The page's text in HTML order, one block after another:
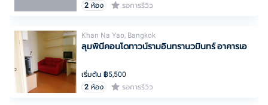
2 ห้อง รอการรีวิว
Khan Na Yao, Bangkok
ลุมพินี​คอนโด​ทาวน์​ราม​อินทรา​นว​มิ​นทร์​ อาคารเอ
เริ่มต้น ฿5,500
2 ห้อง รอการรีวิว